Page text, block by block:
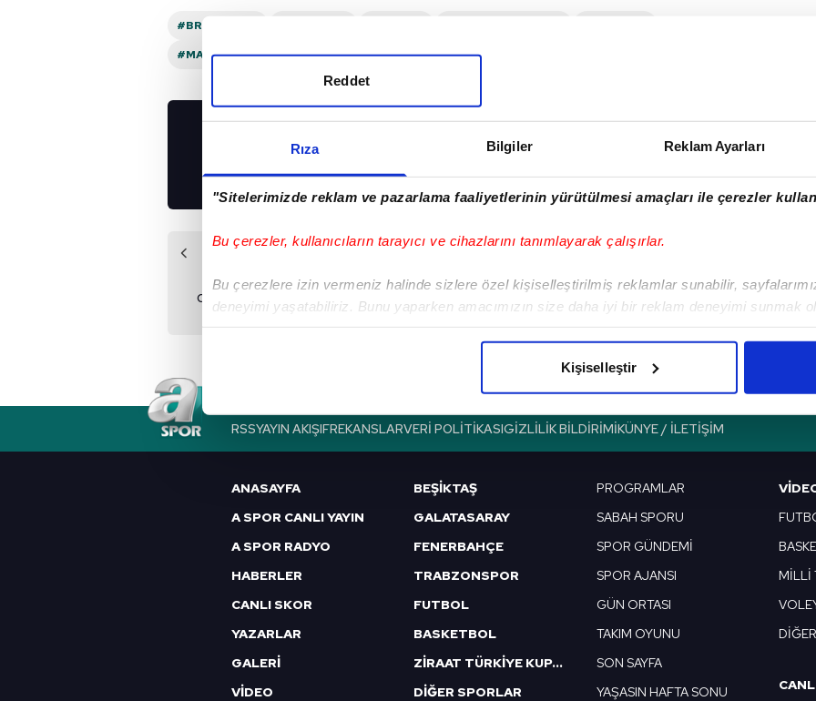
Rıza Bilgiler Reklam Ayarları
"Sitelerimizde reklam ve pazarlama faaliyetlerinin yürütülmesi amaçları ile çerezler
Bu çerezler, kullanıcıların tarayıcı ve cihazlarını tanımlayarak çalışırlar.
Bu çerezlere izin vermeniz halinde sizlere özel kişiselleştirilmiş reklamlar sunabilir,
deneyimi yaşatabiliriz. Bunu yaparken amacımızın size daha iyi bir reklam deneyimi sunmak
Her halükârda, kullanıcılar, bu çerezlere izin vermedikleri takdirde, kullanıcılara hedefli
Sizlere daha iyi bir hizmet sunabilmek için İnternet Sitemizde kendimize ve üçüncü kişilere ait
amacıyla kullanılmaktadır. Diğer çerezler, sitemizin daha işlevsel kılınması ve
Çerezlere ilişkin tercihlerinizi aşağıda yer alan panel vasıtasıyla belirleyebilirsiniz. Çerezlere
butonuna tıklayabilir,
Çerez Bilgilendirme Metnimizi ziyaret edebilirsiniz.
6698 sayılı Kişisel Verilerin Korunması Kanunu uyarınca hazırlanmış Aydınlatma Metnimizi
mevzuata uygun olarak kullanılan çerezlerle ilgili bilgi almak için lütfentıklayınız
Reddet
Kişiselleştir
#BRENTFORD
#MARIO LEMINA
UYGULAMALARIMIZI
Önceki Haber
Chelsea son
dakikalarda kazandı!
Sonraki Haber
Salah'tan Gazze'ye
destek paylaşımı!
RSSYAYIN AKIŞIFREKANSLARVERI POLITIKASIGIZLILIK BILDIRIMIKÜNYE / İLETIŞIM
ANASAYFA
A SPOR CANLI YAYIN
A SPOR RADYO
HABERLER
CANLI SKOR
YAZARLAR
GALERİ
VİDEO
BEŞİKTAŞ
GALATASARAY
FENERBAHÇE
TRABZONSPOR
FUTBOL
BASKETBOL
ZİRAAT TÜRKİYE KUPASI
DİĞER SPORLAR
PROGRAMLAR
SABAH SPORU
SPOR GÜNDEMİ
SPOR AJANSI
GÜN ORTASI
TAKIM OYUNU
SON SAYFA
YAŞASIN HAFTA SONU
MİLLİ